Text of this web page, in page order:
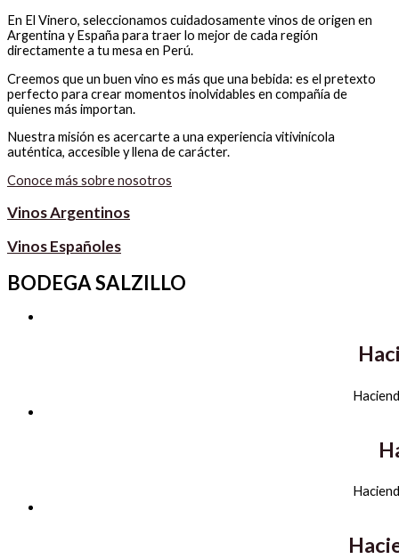
En El Vinero, seleccionamos cuidadosamente vinos de origen en
Argentina y España para traer lo mejor de cada región
directamente a tu mesa en Perú.
Creemos que un buen vino es más que una bebida: es el pretexto
perfecto para crear momentos inolvidables en compañía de
quienes más importan.
Nuestra misión es acercarte a una experiencia vitivinícola
auténtica, accesible y llena de carácter.
Conoce más sobre nosotros
Vinos Argentinos
Vinos Españoles
BODEGA SALZILLO